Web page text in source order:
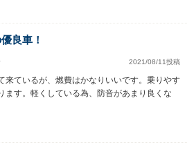
良車！
2021/08/11投稿
来ているが、燃費はかなりいいです。乗りやす
ます。軽くしている為、防音があまり良くな